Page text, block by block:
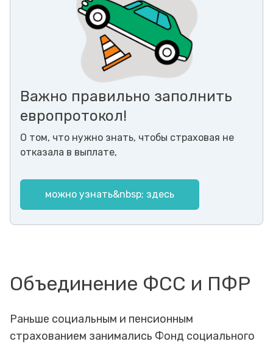
Важно правильно заполнить
европротокол!
О том, что нужно знать, чтобы страховая не
отказала в выплате,
можно узнать&nbsp; здесь
Объединение ФСС и ПФР
Раньше социальным и пенсионным
страхованием занимались Фонд социального